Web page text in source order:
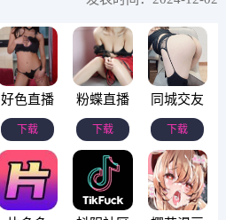
好色直播
下载
粉蝶直播
下载
同城交友
下载